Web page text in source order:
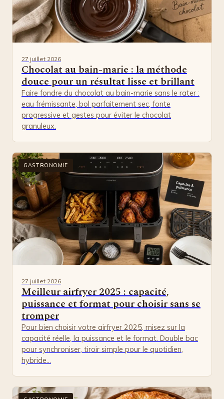
Chocolat au bain-marie : la méthode
douce pour un résultat lisse et brillant
27 juillet 2026
Faire fondre du chocolat au bain-marie sans le rater :
eau frémissante, bol parfaitement sec, fonte
progressive et gestes pour éviter le chocolat
granuleux.
GASTRONOMIE
Meilleur airfryer 2025 : capacité,
puissance et format pour choisir sans se
tromper
27 juillet 2026
Pour bien choisir votre airfryer 2025, misez sur la
capacité réelle, la puissance et le format. Double bac
pour synchroniser, tiroir simple pour le quotidien,
hybride…